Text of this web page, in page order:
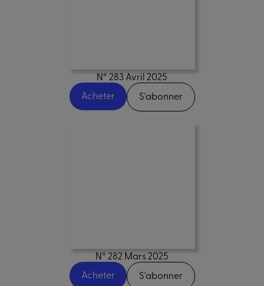
N° 283 Avril 2025
Acheter
S'abonner
N° 282 Mars 2025
Acheter
S'abonner